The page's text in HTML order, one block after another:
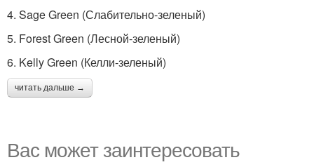
4. Sage Green (Слабительно-зеленый)
5. Forest Green (Лесной-зеленый)
6. Kelly Green (Келли-зеленый)
читать дальше →
Вас может заинтересовать